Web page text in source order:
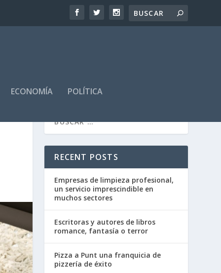
ECONOMÍA POLÍTICA
RECENT POSTS
Empresas de limpieza profesional,
un servicio imprescindible en
muchos sectores
Escritoras y autores de libros
romance, fantasía o terror
Pizza a Punt una franquicia de
pizzería de éxito